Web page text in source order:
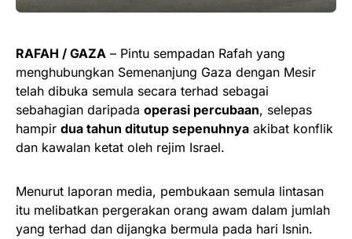
RAFAH / GAZA – Pintu sempadan Rafah yang
menghubungkan Semenanjung Gaza dengan Mesir
telah dibuka semula secara terhad sebagai
sebahagian daripada operasi percubaan, selepas
hampir dua tahun ditutup sepenuhnya akibat konflik
dan kawalan ketat oleh rejim Israel.
Menurut laporan media, pembukaan semula lintasan
itu melibatkan pergerakan orang awam dalam jumlah
yang terhad dan dijangka bermula pada hari Isnin.